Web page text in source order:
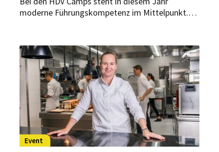
moderne Führungskompetenz im Mittelpunkt.
und Berlin zu Workshops, Austausch und
Networking.
Event